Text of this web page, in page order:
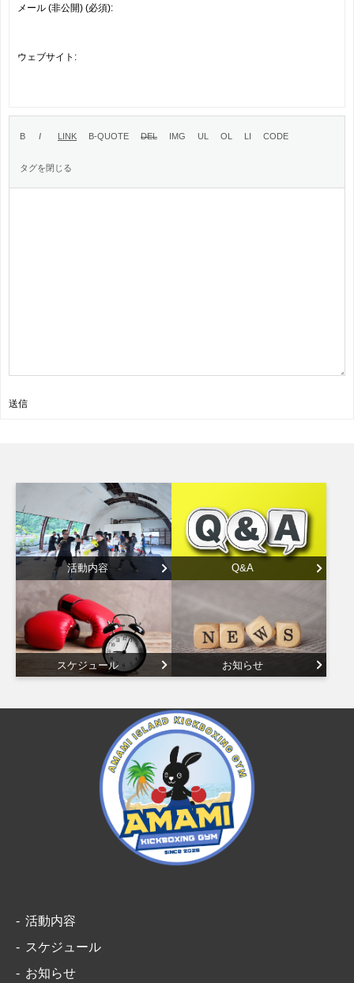
メール (非公開) (必須):
ウェブサイト:
送信
活動内容 Q&A
スケジュール お知らせ
活動内容
スケジュール
お知らせ